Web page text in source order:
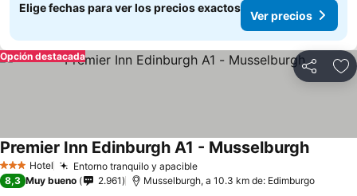
Elige fechas para ver los precios exactos
Ver precios
Compartir
Opción destacada
3 Estrellas
Hotel Entorno tranquilo y apacible
Premier Inn Edinburgh A1 - Musselburgh
8,3 Muy bueno 2.961 Musselburgh, a 10.3 km de: Edimburgo